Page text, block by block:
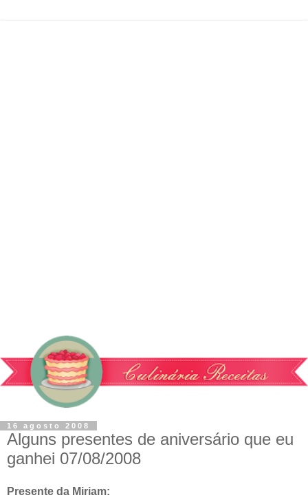
16 agosto 2008
Alguns presentes de aniversário que eu
ganhei 07/08/2008
Presente da Miriam: